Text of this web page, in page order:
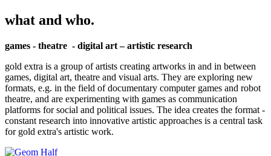
what and who.
games - theatre - digital art – artistic research
gold extra is a group of artists creating artworks in and in between
games, digital art, theatre and visual arts. They are exploring new
formats, e.g. in the field of documentary computer games and robot
theatre, and are experimenting with games as communication
platforms for social and political issues. The idea creates the format -
constant research into innovative artistic approaches is a central task
for gold extra's artistic work.